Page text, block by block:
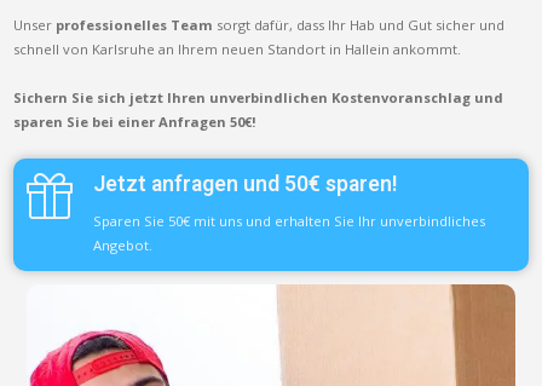
Unser professionelles Team sorgt dafür, dass Ihr Hab und Gut sicher und
schnell von Karlsruhe an Ihrem neuen Standort in Hallein ankommt.
Sichern Sie sich jetzt Ihren unverbindlichen Kostenvoranschlag und
sparen Sie bei einer Anfragen 50€!
Jetzt anfragen und 50€ sparen!
Sparen Sie 50€ mit uns und erhalten Sie Ihr unverbindliches
Angebot.